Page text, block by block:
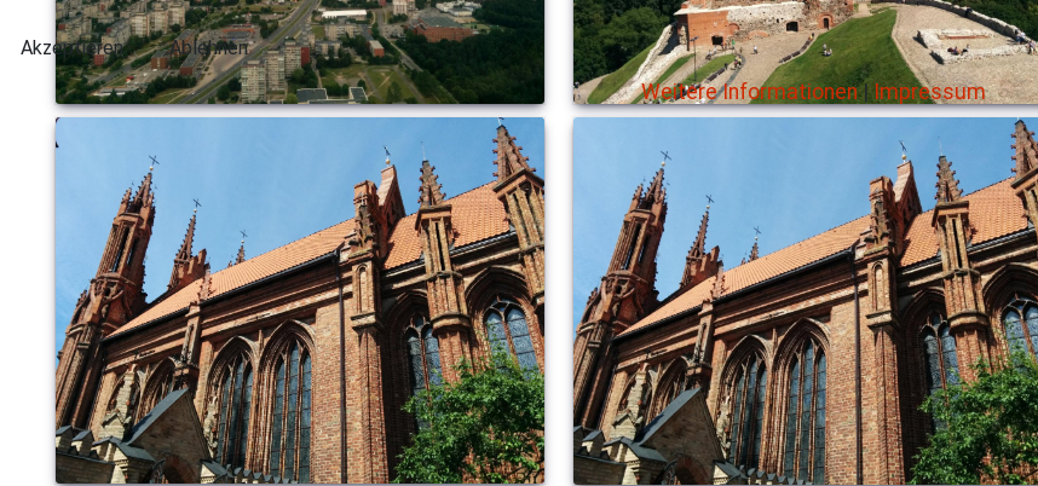
Akzeptieren Ablehnen
Weitere Informationen|Impressum